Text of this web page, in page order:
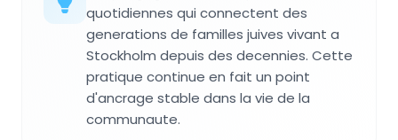
quotidiennes qui connectent des
generations de familles juives vivant a
Stockholm depuis des decennies. Cette
pratique continue en fait un point
d'ancrage stable dans la vie de la
communaute.